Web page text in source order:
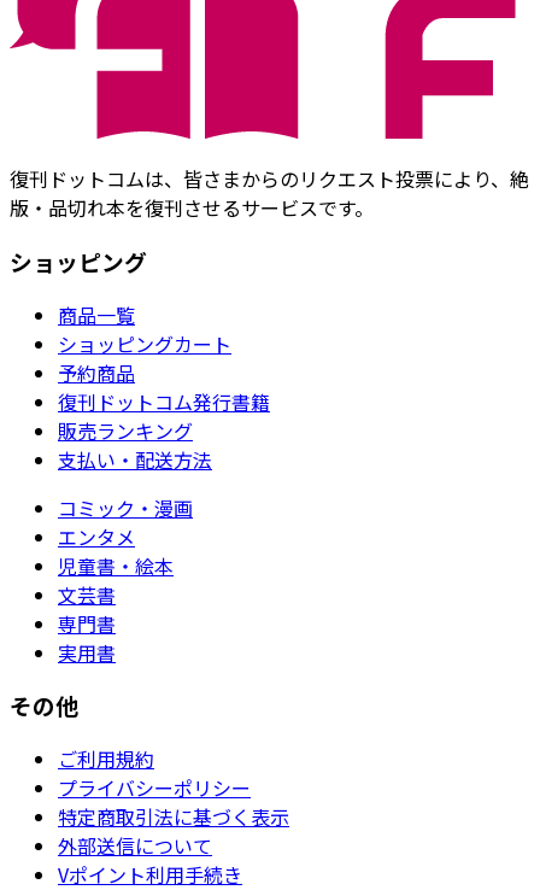
復刊ドットコムは、皆さまからのリクエスト投票により、絶
版・品切れ本を復刊させるサービスです。
ショッピング
商品一覧
ショッピングカート
予約商品
復刊ドットコム発行書籍
販売ランキング
支払い・配送方法
コミック・漫画
エンタメ
児童書・絵本
文芸書
専門書
実用書
その他
ご利用規約
プライバシーポリシー
特定商取引法に基づく表示
外部送信について
Vポイント利用手続き